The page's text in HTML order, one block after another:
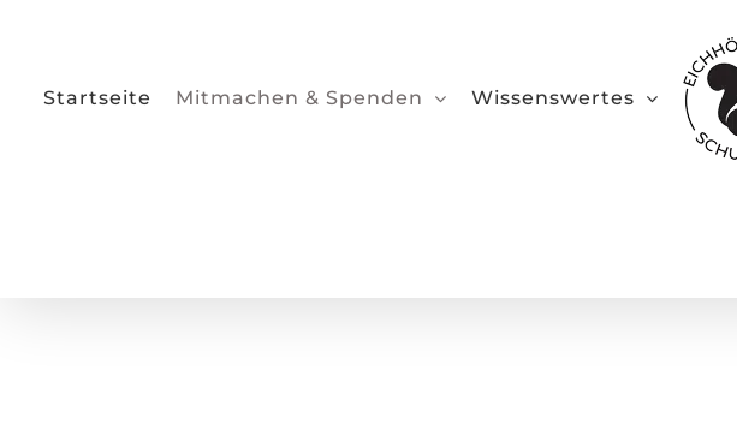
Startseite Mitmachen & Spenden Wissenswertes